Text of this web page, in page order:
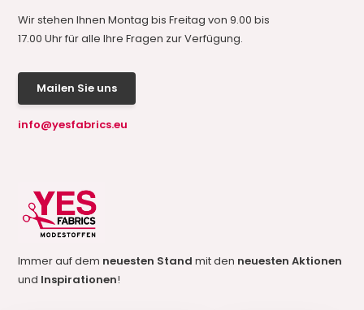
Wir stehen Ihnen Montag bis Freitag von 9.00 bis
17.00 Uhr für alle Ihre Fragen zur Verfügung.
Mailen Sie uns
info@yesfabrics.eu
Immer auf dem neuesten Standmit den neuesten Aktionen
und Inspirationen!